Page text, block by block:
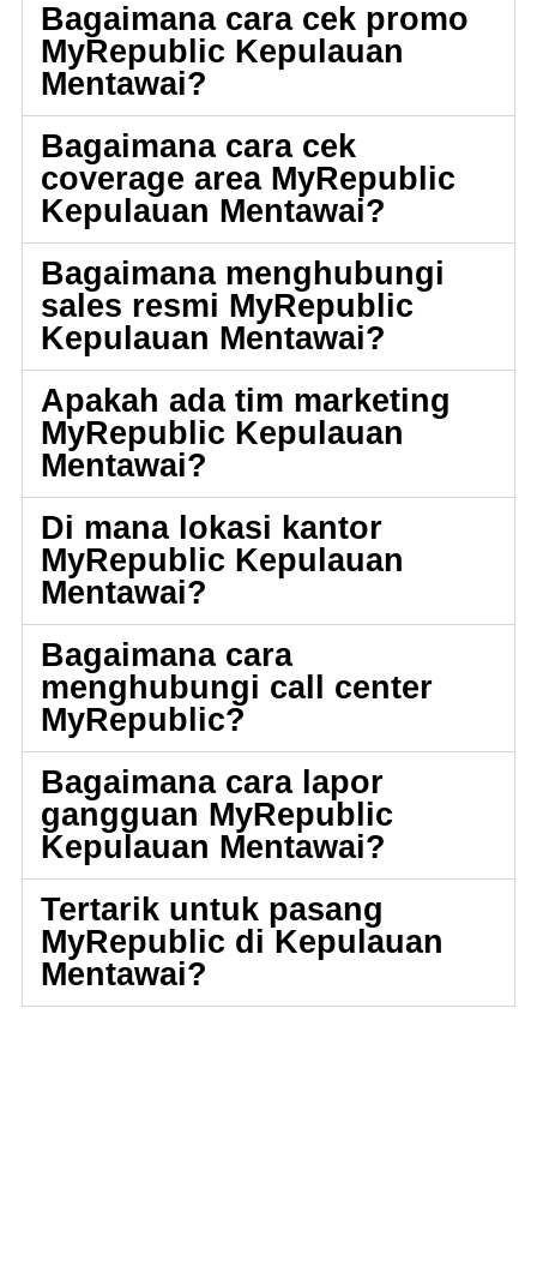
Bagaimana cara cek promo
MyRepublic Kepulauan
Mentawai?
Bagaimana cara cek
coverage area MyRepublic
Kepulauan Mentawai?
Bagaimana menghubungi
sales resmi MyRepublic
Kepulauan Mentawai?
Apakah ada tim marketing
MyRepublic Kepulauan
Mentawai?
Di mana lokasi kantor
MyRepublic Kepulauan
Mentawai?
Bagaimana cara
menghubungi call center
MyRepublic?
Bagaimana cara lapor
gangguan MyRepublic
Kepulauan Mentawai?
Tertarik untuk pasang
MyRepublic di Kepulauan
Mentawai?